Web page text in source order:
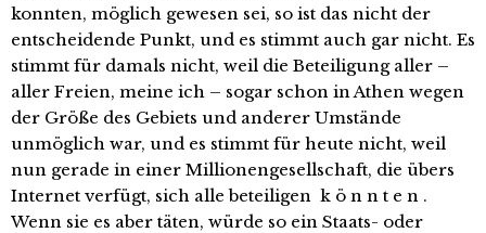
konnten, möglich gewesen sei, so ist das nicht der
entscheidende Punkt, und es stimmt auch gar nicht. Es
stimmt für damals nicht, weil die Beteiligung aller –
aller Freien, meine ich – sogar schon in Athen wegen
der Größe des Gebiets und anderer Umstände
unmöglich war, und es stimmt für heute nicht, weil
nun gerade in einer Millionengesellschaft, die übers
Internet verfügt, sich alle beteiligen k ö n n t e n .
Wenn sie es aber täten, würde so ein Staats- oder